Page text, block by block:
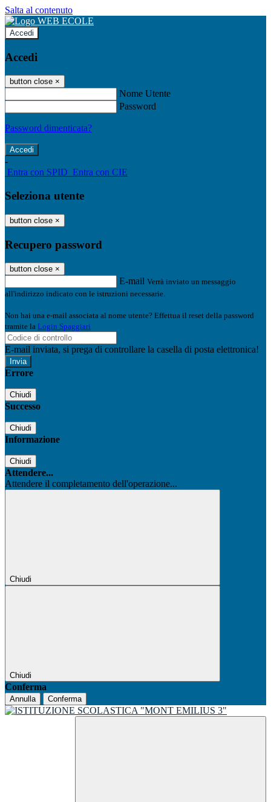
Salta al contenuto
Accedi
Accedi
button close ×
Nome Utente
Password
Password dimenticata?
-
Entra con SPID Entra con CIE
Seleziona utente
button close ×
Recupero password
button close ×
E-mail Verrà inviato un messaggio
all'indirizzo indicato con le istruzioni necessarie.
Non hai una e-mail associata al nome utente? Effettua il reset della password
tramite la Login Spaggiari
E-mail inviata, si prega di controllare la casella di posta elettronica!
Errore
Chiudi
Successo
Chiudi
Informazione
Chiudi
Attendere...
Attendere il completamento dell'operazione...
Chiudi
Chiudi
Conferma
Annulla Conferma